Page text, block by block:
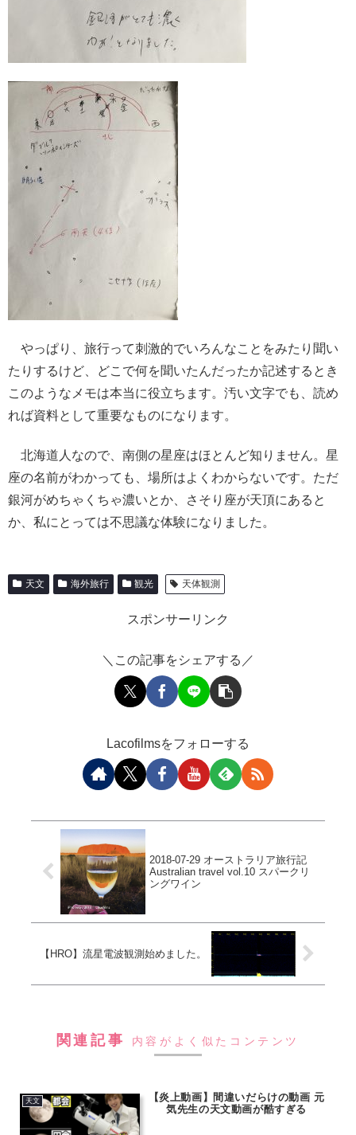
やっぱり、旅行って刺激的でいろんなことをみたり聞い
たりするけど、どこで何を聞いたんだったか記述するとき
このようなメモは本当に役立ちます。汚い文字でも、読め
れば資料として重要なものになります。
北海道人なので、南側の星座はほとんど知りません。星
座の名前がわかっても、場所はよくわからないです。ただ
銀河がめちゃくちゃ濃いとか、さそり座が天頂にあると
か、私にとっては不思議な体験になりました。
天文 海外旅行 観光 天体観測
スポンサーリンク
＼この記事をシェアする／
Lacofilmsをフォローする
2018-07-29 オーストラリア旅行記
Australian travel vol.10 スパークリ
ングワイン
【HRO】流星電波観測始めました。
関連記事 内容がよく似たコンテンツ
天文
【炎上動画】間違いだらけの動画 元
気先生の天文動画が酷すぎる